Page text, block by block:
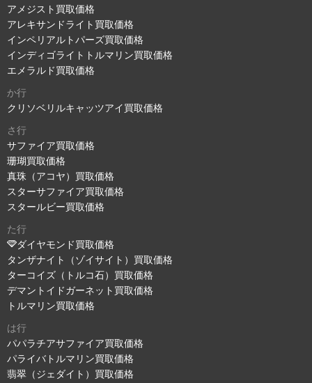
アメジスト買取価格
アレキサンドライト買取価格
インペリアルトパーズ買取価格
インディゴライトトルマリン買取価格
エメラルド買取価格
か行
クリソベリルキャッツアイ買取価格
さ行
サファイア買取価格
珊瑚買取価格
真珠（アコヤ）買取価格
スターサファイア買取価格
スタールビー買取価格
た行
ダイヤモンド買取価格
タンザナイト（ゾイサイト）買取価格
ターコイズ（トルコ石）買取価格
デマントイドガーネット買取価格
トルマリン買取価格
は行
パパラチアサファイア買取価格
パライバトルマリン買取価格
翡翠（ジェダイト）買取価格